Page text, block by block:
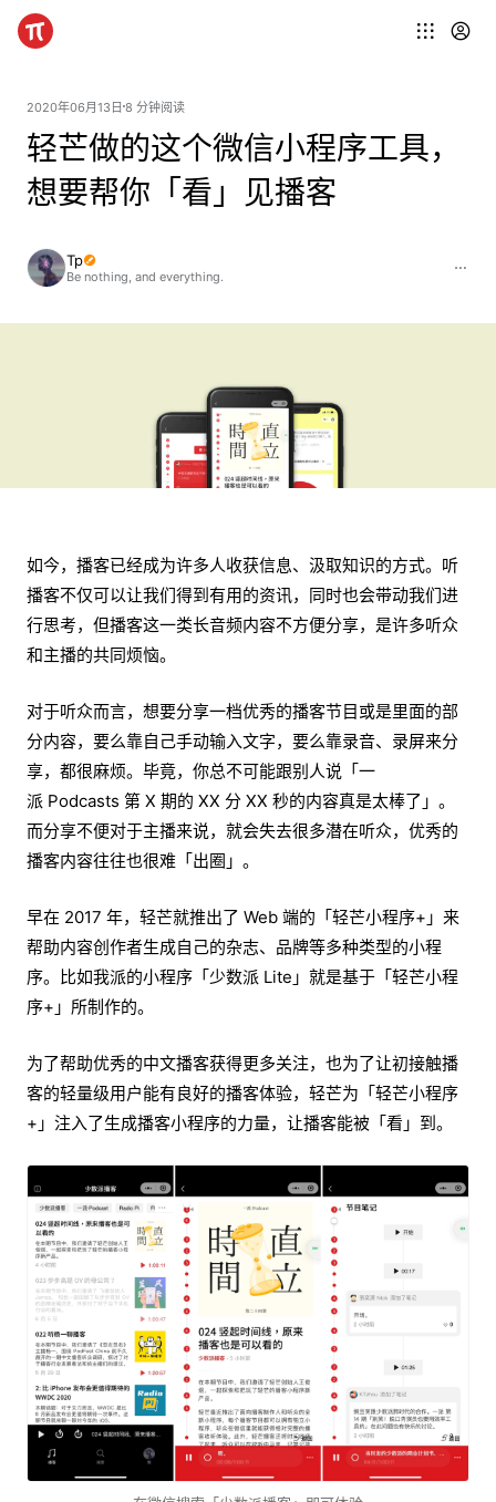
2020年06月13日 8 分钟阅读
轻芒做的这个微信小程序工具，
想要帮你「看」见播客
Tp
Be nothing, and everything.
如今，播客已经成为许多人收获信息、汲取知识的方式。听
播客不仅可以让我们得到有用的资讯，同时也会带动我们进
行思考，但播客这一类长音频内容不方便分享，是许多听众
和主播的共同烦恼。
对于听众而言，想要分享一档优秀的播客节目或是里面的部
分内容，要么靠自己手动输入文字，要么靠录音、录屏来分
享，都很麻烦。毕竟，你总不可能跟别人说「一
派 Podcasts 第 X 期的 XX 分 XX 秒的内容真是太棒了」。
而分享不便对于主播来说，就会失去很多潜在听众，优秀的
播客内容往往也很难「出圈」。
早在 2017 年，轻芒就推出了 Web 端的「轻芒小程序+」来
帮助内容创作者生成自己的杂志、品牌等多种类型的小程
序。比如我派的小程序「少数派 Lite」就是基于「轻芒小程
序+」所制作的。
为了帮助优秀的中文播客获得更多关注，也为了让初接触播
客的轻量级用户能有良好的播客体验，轻芒为「轻芒小程序
+」注入了生成播客小程序的力量，让播客能被「看」到。